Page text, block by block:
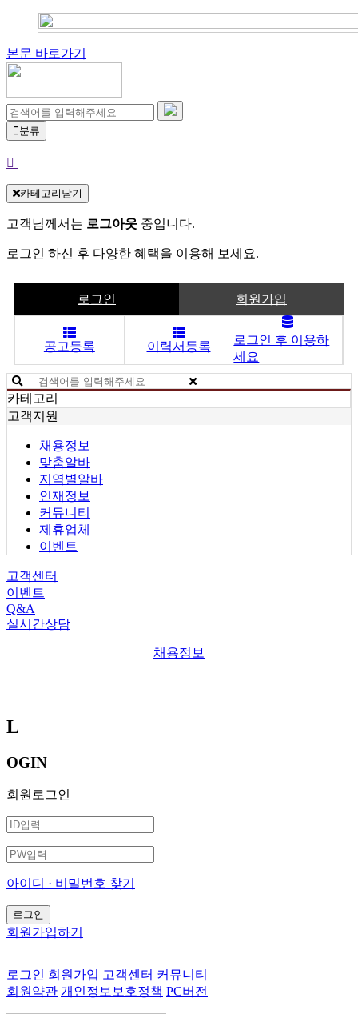
본문 바로가기
분류
카테고리닫기
고객님께서는 로그아웃 중입니다.
로그인 하신 후 다양한 혜택을 이용해 보세요.
로그인 회원가입
공고등록 이력서등록
로그인 후 이용하
세요
카테고리
고객지원
채용정보
맞춤알바
지역별알바
인재정보
커뮤니티
제휴업체
이벤트
고객센터
이벤트
Q&A
실시간상담
채용정보
L
OGIN
회원로그인
아이디 · 비밀번호 찾기
회원가입하기
로그인 회원가입 고객센터 커뮤니티
회원약관 개인정보보호정책 PC버전